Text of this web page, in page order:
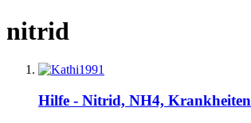
nitrid
Hilfe - Nitrid, NH4, Krankheiten